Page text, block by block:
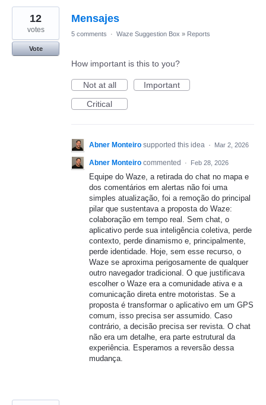
Mensajes
12
votes
Vote
5 comments · Waze Suggestion Box » Reports
How important is this to you?
Not at all
Important
Critical
Abner Monteiro supported this idea · Mar 2, 2026
Abner Monteiro commented · Feb 28, 2026
Equipe do Waze, a retirada do chat no mapa e
dos comentários em alertas não foi uma
simples atualização, foi a remoção do principal
pilar que sustentava a proposta do Waze:
colaboração em tempo real. Sem chat, o
aplicativo perde sua inteligência coletiva, perde
contexto, perde dinamismo e, principalmente,
perde identidade. Hoje, sem esse recurso, o
Waze se aproxima perigosamente de qualquer
outro navegador tradicional. O que justificava
escolher o Waze era a comunidade ativa e a
comunicação direta entre motoristas. Se a
proposta é transformar o aplicativo em um GPS
comum, isso precisa ser assumido. Caso
contrário, a decisão precisa ser revista. O chat
não era um detalhe, era parte estrutural da
experiência. Esperamos a reversão dessa
mudança.